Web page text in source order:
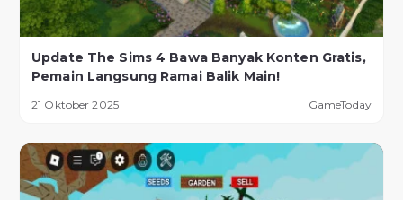
Update The Sims 4 Bawa Banyak Konten Gratis,
Pemain Langsung Ramai Balik Main!
21 Oktober 2025 GameToday